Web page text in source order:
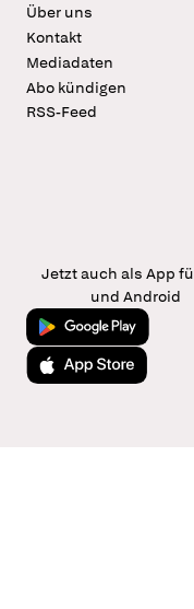
Über uns
Kontakt
Mediadaten
Abo kündigen
RSS-Feed
Jetzt auch als App
und Android
Jetzt bei Google Play
Laden im App Store